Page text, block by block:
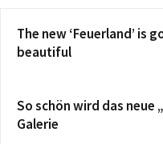
The new ‘Feuerland’ is
beautiful
So schön wird das neue
Galerie